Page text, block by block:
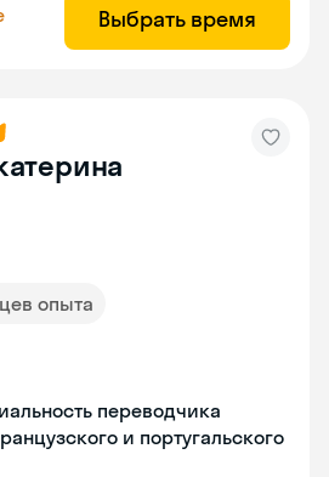
Выбрать время
опыта
переводчика
и португальского